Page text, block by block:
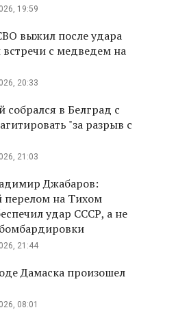
19:59
выжил после удара
с медведем на
20:33
собрался в Белград с
"за разрыв с
21:03
Джабаров:
перелом на Тихом
удар СССР, а не
21:44
Дамаска произошел
08:01